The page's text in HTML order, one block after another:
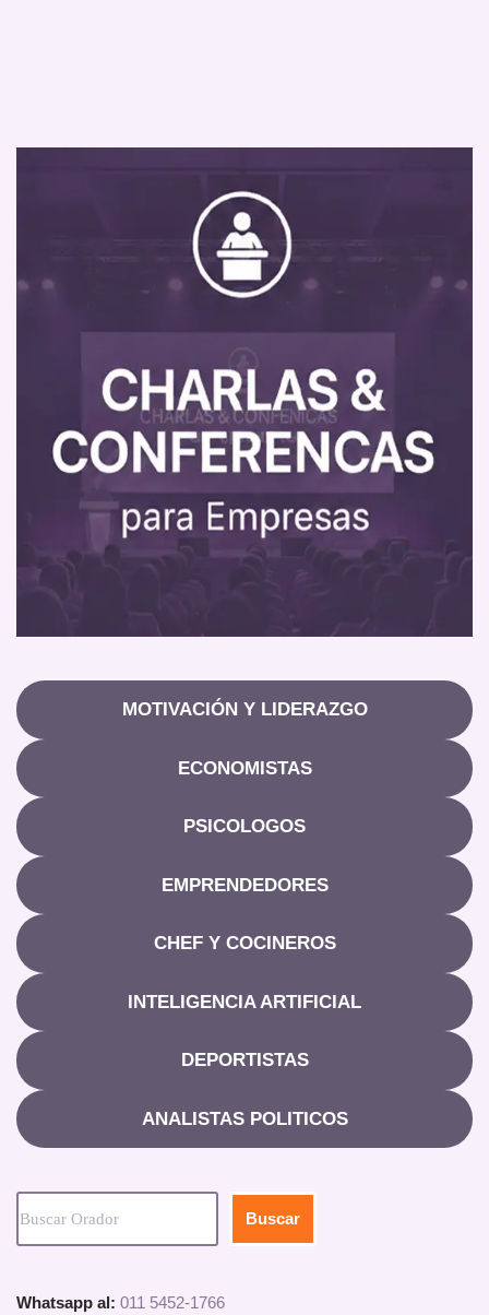
MOTIVACIÓN Y LIDERAZGO
ECONOMISTAS
PSICOLOGOS
EMPRENDEDORES
CHEF Y COCINEROS
INTELIGENCIA ARTIFICIAL
DEPORTISTAS
ANALISTAS POLITICOS
Buscar
Whatsapp al: 011 5452-1766